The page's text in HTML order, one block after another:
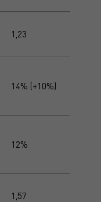
1,23
14% (+10%)
12%
1,57